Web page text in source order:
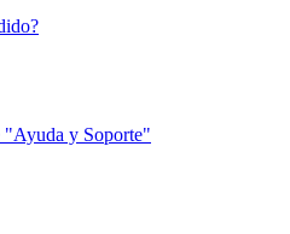
"Ayuda y Soporte"